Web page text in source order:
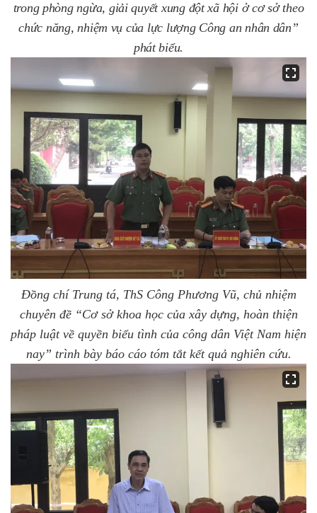
trong phòng ngừa, giải quyết xung đột xã hội ở cơ sở theo
chức năng, nhiệm vụ của lực lượng Công an nhân dân”
phát biểu.
Đồng chí Trung tá, ThS Công Phương Vũ, chủ nhiệm
chuyên đề “Cơ sở khoa học của xây dựng, hoàn thiện
pháp luật về quyền biểu tình của công dân Việt Nam hiện
nay” trình bày báo cáo tóm tắt kết quả nghiên cứu.